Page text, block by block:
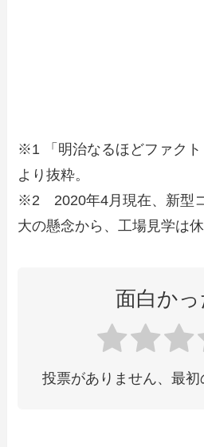
※1 「明治なるほどファク
より抜粋。
※2 2020年4月現在、新型
大の懸念から、工場見学は
面白かっ
投票がありません、最初